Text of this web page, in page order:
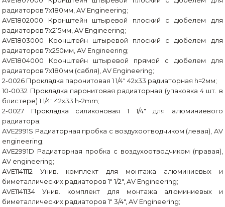
радиаторов 7х180мм, AV Engineering;
AVE1802000 Кронштейн штыревой плоский с дюбелем для
радиаторов 7х215мм, AV Engineering;
AVE1803000 Кронштейн штыревой плоский с дюбелем для
радиаторов 7х250мм, AV Engineering;
AVE1804000 Кронштейн штыревой прямой с дюбелем для
радиаторов 7х180мм (сабля), AV Engineering;
2-0026 Прокладка паронитовая 1 1/4" 42х33 радиаторная h=2мм;
10-0032 Прокладка паронитовая радиаторная (упаковка 4 шт. в
блистере) 1 1/4" 42х33 h-2mm;
2-0027 Прокладка силиконовая 1 1/4" для алюминиевого
радиатора;
AVE2991S Радиаторная пробка с воздухоотводчиком (левая), AV
engineering;
AVE2991D Радиаторная пробка с воздухоотводчиком (правая),
AV engineering;
AVE1141112 Унив. комплект для монтажа алюминиевых и
биметаллических радиаторов 1" 1/2", AV Engineering;
AVE1141134 Унив. комплект для монтажа алюминиевых и
биметаллических радиаторов 1" 3/4", AV Engineering;